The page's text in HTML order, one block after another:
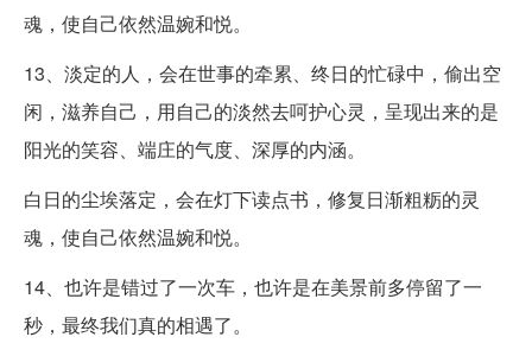
魂，使自己依然温婉和悦。
13、淡定的人，会在世事的牵累、终日的忙碌中，偷出空
闲，滋养自己，用自己的淡然去呵护心灵，呈现出来的是
阳光的笑容、端庄的气度、深厚的内涵。
白日的尘埃落定，会在灯下读点书，修复日渐粗粝的灵
魂，使自己依然温婉和悦。
14、也许是错过了一次车，也许是在美景前多停留了一
秒，最终我们真的相遇了。